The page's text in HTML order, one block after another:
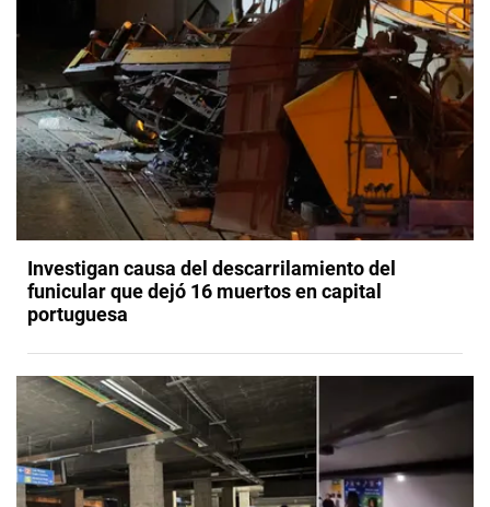
Investigan causa del descarrilamiento del
funicular que dejó 16 muertos en capital
portuguesa